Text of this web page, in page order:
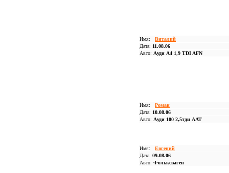
Имя: Виталий
Дата: 11.08.06
Авто: Ауди А4 1,9 TDI AFN
Имя: Роман
Дата: 10.08.06
Авто: Ауди 100 2,5тди ААТ
Имя: Евгений
Дата: 09.08.06
Авто: Фольксваген